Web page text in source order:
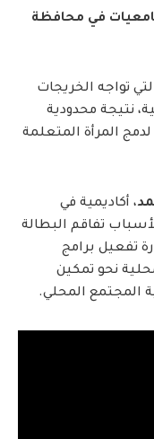
في محافظة
تواجه الخريجات
نتيجة محدودية
المرأة المتعلمة
، أكاديمية في
تفاقم البطالة
تفعيل برامج
نحو تمكين
المجتمع المحلي.